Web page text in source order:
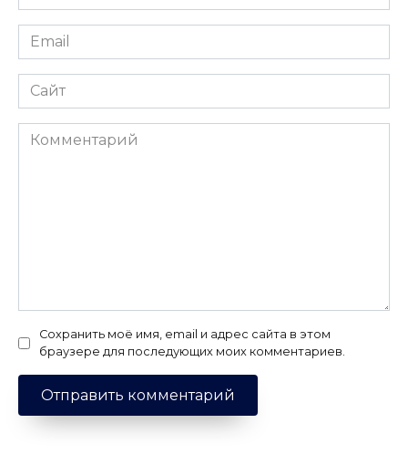
*
Email
*
Сайт
Комментарий
Сохранить моё имя, email и адрес сайта в этом
браузере для последующих моих комментариев.